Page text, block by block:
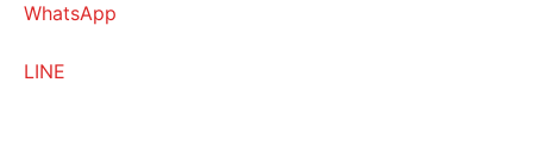
WhatsApp
LINE